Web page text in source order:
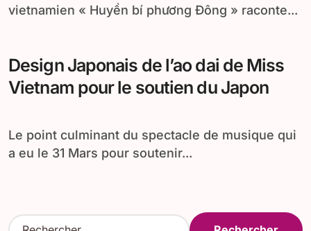
vietnamien « Huyền bí phương Đông » raconte...
Design Japonais de l’ao dai de Miss
Vietnam pour le soutien du Japon
Le point culminant du spectacle de musique qui
a eu le 31 Mars pour soutenir...
R